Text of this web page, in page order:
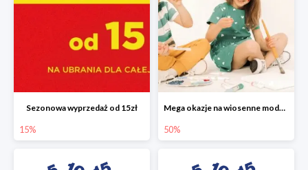
Sezonowa wyprzedaż od 15zł
15%
Mega okazje na wiosenne modele w 5.10.15 do -50%
50%